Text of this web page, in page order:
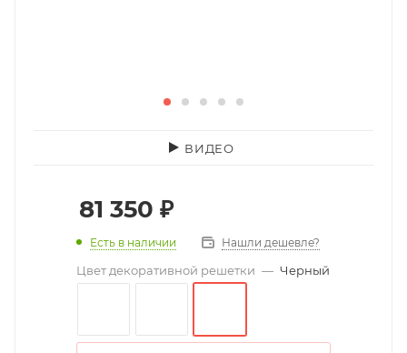
ВИДЕО
81 350 ₽
Есть в наличии Нашли дешевле?
Цвет декоративной решетки — Черный